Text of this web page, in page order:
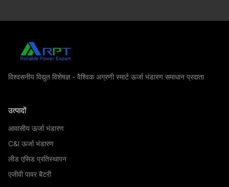
विश्वसनीय विद्युत विशेषज्ञ - वैश्विक अग्रणी स्मार्ट ऊर्जा भंडारण समाधान प्रदाता
उत्पादों
आवासीय ऊर्जा भंडारण
C&l ऊर्जा भंडारण
लीड एसिड प्रतिस्थापन
एजीवी पावर बैटरी